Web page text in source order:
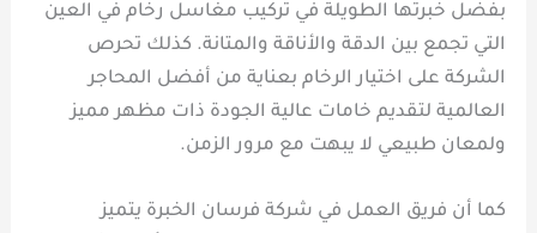
بفضل خبرتها الطويلة في تركيب مغاسل رخام في العين
التي تجمع بين الدقة والأناقة والمتانة. كذلك تحرص
الشركة على اختيار الرخام بعناية من أفضل المحاجر
العالمية لتقديم خامات عالية الجودة ذات مظهر مميز
ولمعان طبيعي لا يبهت مع مرور الزمن.
كما أن فريق العمل في شركة فرسان الخبرة يتميز